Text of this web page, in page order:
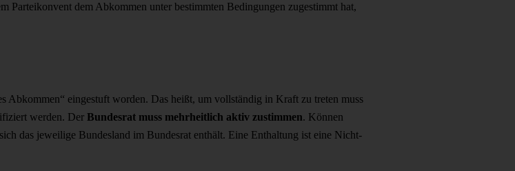
Parteikonvent dem Abkommen unter bestimmten Bedingungen zugestimmt hat,
Abkommen“ eingestuft worden. Das heißt, um vollständig in Kraft zu treten muss
werden. Der Bundesrat muss mehrheitlich aktiv zustimmen. Können
das jeweilige Bundesland im Bundesrat enthält. Eine Enthaltung ist eine Nicht-